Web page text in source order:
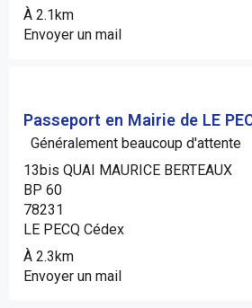
À 2.1km
Envoyer un mail
Passeport en Mairie de LE
Généralement beaucoup d'attente
13bis QUAI MAURICE BERTEAUX
BP 60
78231
LE PECQ Cédex
À 2.3km
Envoyer un mail